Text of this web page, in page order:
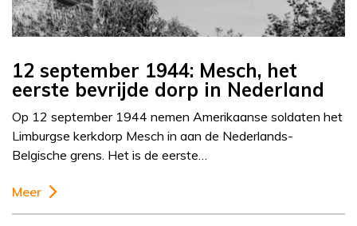
12 september 1944: Mesch, het
eerste bevrijde dorp in Nederland
Op 12 september 1944 nemen Amerikaanse soldaten het
Limburgse kerkdorp Mesch in aan de Nederlands-
Belgische grens. Het is de eerste…
Meer